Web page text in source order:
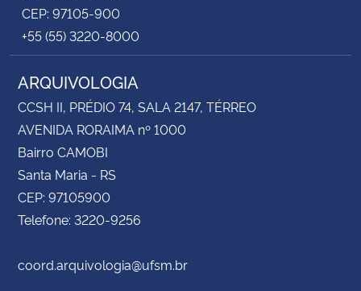
CEP: 97105-900
+55 (55) 3220-8000
ARQUIVOLOGIA
CCSH II, PRÉDIO 74, SALA 2147, TÉRREO
AVENIDA RORAIMA nº 1000
Bairro CAMOBI
Santa Maria - RS
CEP: 97105900
Telefone: 3220-9256
coord.arquivologia@ufsm.br